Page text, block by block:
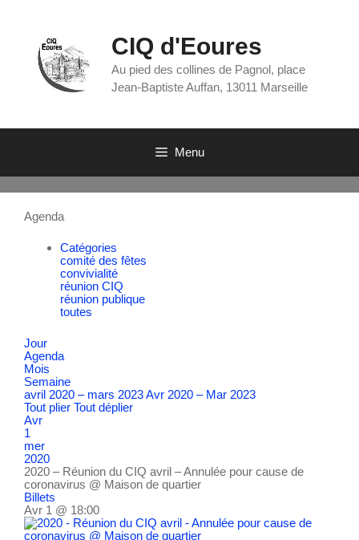
CIQ d'Eoures
Au pied des collines de Pagnol, place
Jean-Baptiste Auffan, 13011 Marseille
Menu
Agenda
Catégories
comité des fêtes
convivialité
réunion CIQ
réunion publique
toutes
Jour
Agenda
Mois
Semaine
avril 2020 – mars 2023Avr 2020 – Mar 2023
Tout plier Tout déplier
Avr
1
mer
2020
2020 – Réunion du CIQ avril – Annulée pour cause de
coronavirus @ Maison de quartier
Billets
Avr 1 @ 18:00